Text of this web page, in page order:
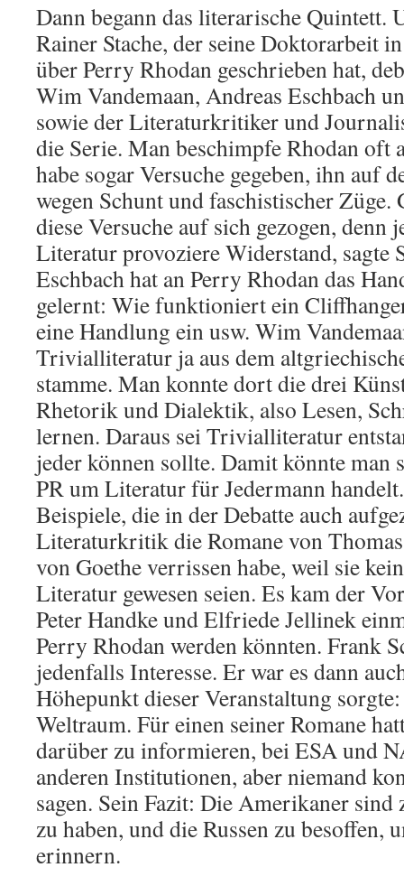
Dann begann das literarische Quintett.
Rainer Stache, der seine Doktorarbeit
über Perry Rhodan geschrieben hat,
Wim Vandemaan, Andreas Eschbach
sowie der Literaturkritiker und
die Serie. Man beschimpfe Rhodan oft
habe sogar Versuche gegeben, ihn auf
wegen Schunt und faschistischer Züge.
diese Versuche auf sich gezogen, denn
Literatur provoziere Widerstand, sagte
Eschbach hat an Perry Rhodan das
gelernt: Wie funktioniert ein
eine Handlung ein usw. Wim
Trivialliteratur ja aus dem
stamme. Man konnte dort die drei
Rhetorik und Dialektik, also Lesen,
lernen. Daraus sei Trivialliteratur
jeder können sollte. Damit könnte man
PR um Literatur für Jedermann
Beispiele, die in der Debatte auch
Literaturkritik die Romane von
von Goethe verrissen habe, weil sie
Literatur gewesen seien. Es kam der
Peter Handke und Elfriede Jellinek
Perry Rhodan werden könnten. Frank
jedenfalls Interesse. Er war es dann
Höhepunkt dieser Veranstaltung
Weltraum. Für einen seiner Romane
darüber zu informieren, bei ESA und
anderen Institutionen, aber niemand
sagen. Sein Fazit: Die Amerikaner sind
zu haben, und die Russen zu besoffen,
erinnern.